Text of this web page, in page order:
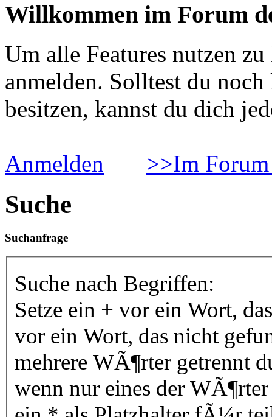
Willkommen im Forum
Um alle Features nutzen
anmelden. Solltest du
besitzen, kannst du dich
Anmelden >>Im
Suche
Suchanfrage
Suche nach Begriffen:
Setze ein + vor ein Wort,
vor ein Wort, das nicht
mehrere WÃ¶rter getrennt
wenn nur eines der